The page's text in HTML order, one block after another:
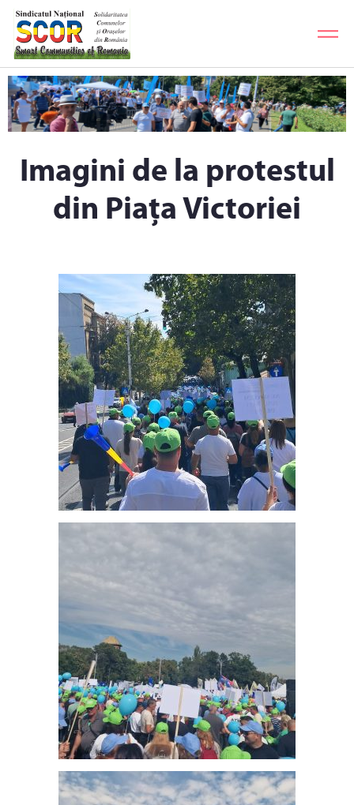
Imagini de la protestul
din Piața Victoriei